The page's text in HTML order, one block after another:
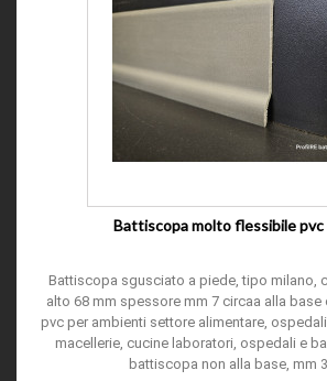
Battiscopa molto flessibile pvc
Battiscopa sgusciato a piede, tipo milano,
alto 68 mm spessore mm 7 circaa alla
pvc per ambienti settore alimentare,
macellerie, cucine laboratori, ospedali e
battiscopa non alla base, mm